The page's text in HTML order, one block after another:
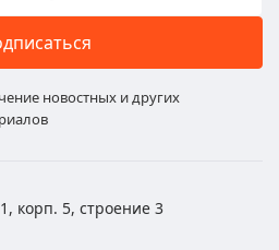
новостных и других
корп. 5, строение 3